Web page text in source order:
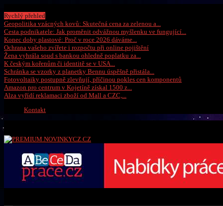
Rychlý přehled
Geopolitika vzácných kovů: Skutečná cena za zelenou a...
Cesta podnikatele: Jak proměnit odvážnou myšlenku ve fungující...
Konec doby plastové: Proč v roce 2026 dáváme...
Ochrana vašeho zvířete i rozpočtu při online pojištění
Žena vyhrála soud s bankou ohledně poplatku za...
K českým kořenům či identitě se v USA...
Schránka se vzorky z planetky Bennu úspěšně přistála...
Fotovoltaiky postupně zlevňují, příčinou pokles cen komponentů
Amazon pro centrum v Kojetíně získal 1500 z...
Alza vyřídí reklamaci zboží od Mall a CZC,...
Kontakt